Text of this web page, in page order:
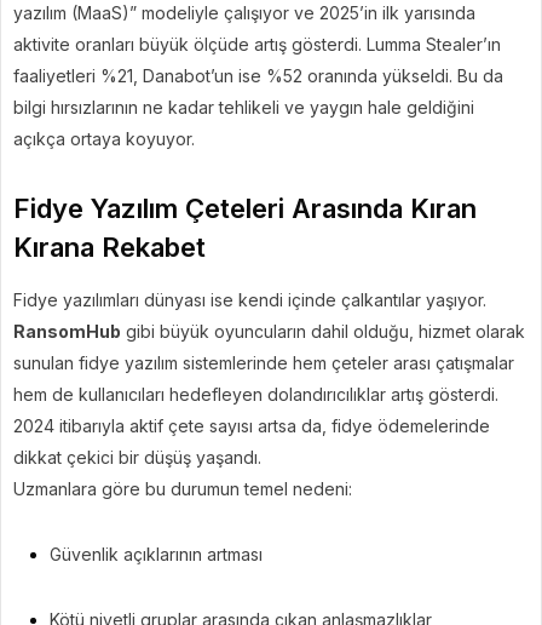
yazılım (MaaS)” modeliyle çalışıyor ve 2025’in ilk yarısında
aktivite oranları büyük ölçüde artış gösterdi. Lumma Stealer’ın
faaliyetleri %21, Danabot’un ise %52 oranında yükseldi. Bu da
bilgi hırsızlarının ne kadar tehlikeli ve yaygın hale geldiğini
açıkça ortaya koyuyor.
Fidye Yazılım Çeteleri Arasında Kıran
Kırana Rekabet
Fidye yazılımları dünyası ise kendi içinde çalkantılar yaşıyor.
RansomHub gibi büyük oyuncuların dahil olduğu, hizmet olarak
sunulan fidye yazılım sistemlerinde hem çeteler arası çatışmalar
hem de kullanıcıları hedefleyen dolandırıcılıklar artış gösterdi.
2024 itibarıyla aktif çete sayısı artsa da, fidye ödemelerinde
dikkat çekici bir düşüş yaşandı.
Uzmanlara göre bu durumun temel nedeni:
Güvenlik açıklarının artması
Kötü niyetli gruplar arasında çıkan anlaşmazlıklar